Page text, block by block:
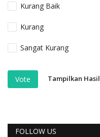
Kurang Baik
Kurang
Sangat Kurang
Vote Tampilkan Hasil
FOLLOW US